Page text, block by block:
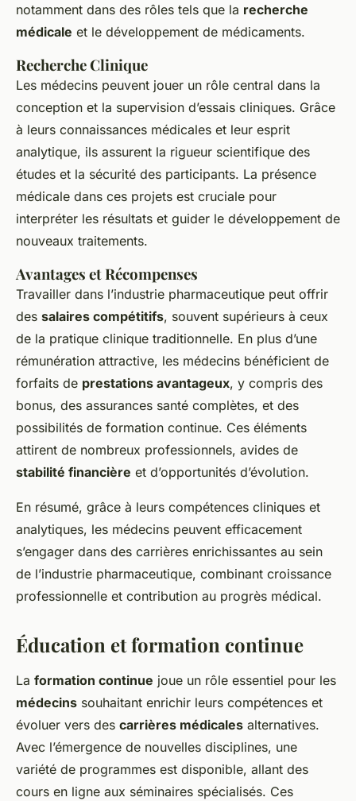
notamment dans des rôles tels que la recherche
médicale et le développement de médicaments.
Recherche Clinique
Les médecins peuvent jouer un rôle central dans la
conception et la supervision d’essais cliniques. Grâce
à leurs connaissances médicales et leur esprit
analytique, ils assurent la rigueur scientifique des
études et la sécurité des participants. La présence
médicale dans ces projets est cruciale pour
interpréter les résultats et guider le développement de
nouveaux traitements.
Avantages et Récompenses
Travailler dans l’industrie pharmaceutique peut offrir
des salaires compétitifs, souvent supérieurs à ceux
de la pratique clinique traditionnelle. En plus d’une
rémunération attractive, les médecins bénéficient de
forfaits de prestations avantageux, y compris des
bonus, des assurances santé complètes, et des
possibilités de formation continue. Ces éléments
attirent de nombreux professionnels, avides de
stabilité financière et d’opportunités d’évolution.
En résumé, grâce à leurs compétences cliniques et
analytiques, les médecins peuvent efficacement
s’engager dans des carrières enrichissantes au sein
de l’industrie pharmaceutique, combinant croissance
professionnelle et contribution au progrès médical.
Éducation et formation continue
La formation continue joue un rôle essentiel pour les
médecins souhaitant enrichir leurs compétences et
évoluer vers des carrières médicales alternatives.
Avec l’émergence de nouvelles disciplines, une
variété de programmes est disponible, allant des
cours en ligne aux séminaires spécialisés. Ces